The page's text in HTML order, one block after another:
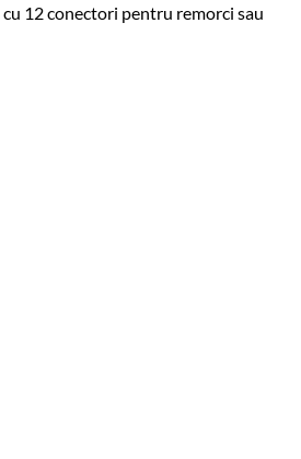
12 conectori pentru remorci sau